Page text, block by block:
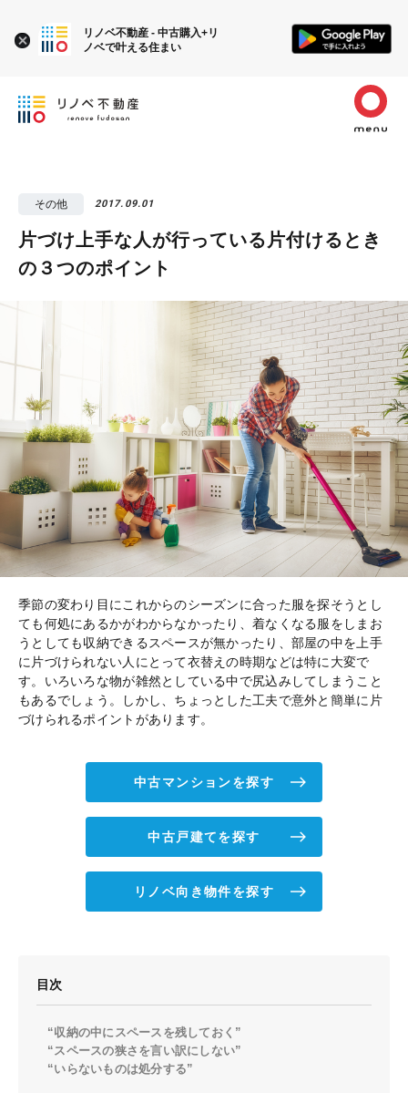
その他 2017.09.01
片づけ上手な人が行っている片付けるとき
の３つのポイント
季節の変わり目にこれからのシーズンに合った服を探そうとし
ても何処にあるかがわからなかったり、着なくなる服をしまお
うとしても収納できるスペースが無かったり、部屋の中を上手
に片づけられない人にとって衣替えの時期などは特に大変で
す。いろいろな物が雑然としている中で尻込みしてしまうこと
もあるでしょう。しかし、ちょっとした工夫で意外と簡単に片
づけられるポイントがあります。
中古マンションを探す
中古戸建てを探す
リノベ向き物件を探す
目次
“収納の中にスペースを残しておく”
“スペースの狭さを言い訳にしない”
“いらないものは処分する”
リノベ不動産 - 中古購入+リ
ノベで叶える住まい